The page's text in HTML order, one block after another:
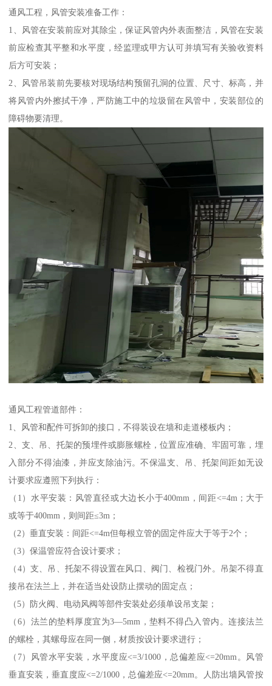
通风工程，风管安装准备工作：
1、风管在安装前应对其除尘，保证风管内外表面整洁，风管在安装
前应检查其平整和水平度，经监理或甲方认可并填写有关验收资料
后方可安装；
2、风管吊装前先要核对现场结构预留孔洞的位置、尺寸、标高，并
将风管内外擦拭干净，严防施工中的垃圾留在风管中，安装部位的
障碍物要清理。
通风工程管道部件：
1、风管和配件可拆卸的接口，不得装设在墙和走道楼板内；
2、支、吊、托架的预埋件或膨胀螺栓，位置应准确、牢固可靠，埋
入部分不得油漆，并应支除油污。不保温支、吊、托架间距如无设
计要求应遵照下列执行：
（1）水平安装：风管直径或大边长小于400mm，间距<=4m；大于
或等于400mm，则间距≤3m；
（2）垂直安装：间距<=4m但每根立管的固定件应大于等于2个；
（3）保温管应符合设计要求；
（4）支、吊、托架不得设置在风口、阀门、检视门外。吊架不得直
接吊在法兰上，并在适当处设防止摆动的固定点；
（5）防火阀、电动风阀等部件安装处必须单设吊支架；
（6）法兰的垫料厚度宜为3—5mm，垫料不得凸入管内。连接法兰
的螺栓，其螺母应在同一侧，材质按设计要求进行；
（7）风管水平安装，水平度应<=3/1000，总偏差应<=20mm。风管
垂直安装，垂直度应<=2/1000，总偏差应<=20mm。人防出墙风管按